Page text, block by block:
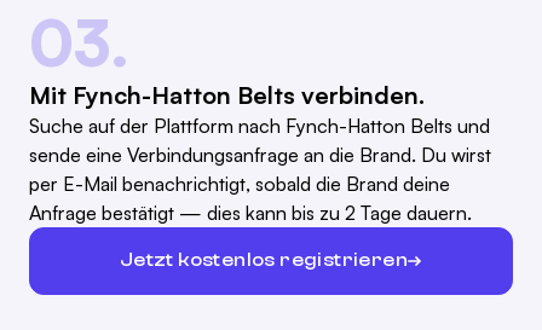
03.
Mit Fynch-Hatton Belts verbinden.
Suche auf der Plattform nach Fynch-Hatton Belts und
sende eine Verbindungsanfrage an die Brand. Du wirst
per E-Mail benachrichtigt, sobald die Brand deine
Anfrage bestätigt — dies kann bis zu 2 Tage dauern.
Jetzt kostenlos registrieren